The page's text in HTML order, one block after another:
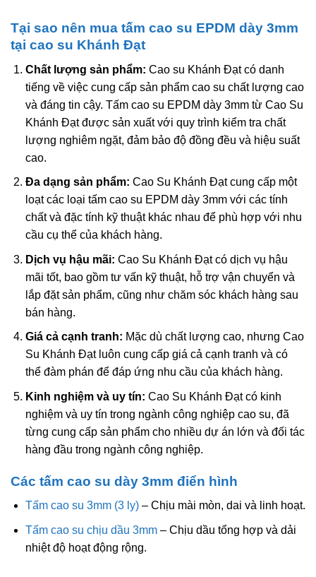
Tại sao nên mua tấm cao su EPDM dày 3mm
tại cao su Khánh Đạt
Chất lượng sản phẩm: Cao su Khánh Đạt có danh
tiếng về việc cung cấp sản phẩm cao su chất lượng cao
và đáng tin cậy. Tấm cao su EPDM dày 3mm từ Cao Su
Khánh Đạt được sản xuất với quy trình kiểm tra chất
lượng nghiêm ngặt, đảm bảo độ đồng đều và hiệu suất
cao.
Đa dạng sản phẩm: Cao Su Khánh Đạt cung cấp một
loạt các loại tấm cao su EPDM dày 3mm với các tính
chất và đặc tính kỹ thuật khác nhau để phù hợp với nhu
cầu cụ thể của khách hàng.
Dịch vụ hậu mãi: Cao Su Khánh Đạt có dịch vụ hậu
mãi tốt, bao gồm tư vấn kỹ thuật, hỗ trợ vận chuyển và
lắp đặt sản phẩm, cũng như chăm sóc khách hàng sau
bán hàng.
Giá cả cạnh tranh: Mặc dù chất lượng cao, nhưng Cao
Su Khánh Đạt luôn cung cấp giá cả cạnh tranh và có
thể đàm phán để đáp ứng nhu cầu của khách hàng.
Kinh nghiệm và uy tín: Cao Su Khánh Đạt có kinh
nghiệm và uy tín trong ngành công nghiệp cao su, đã
từng cung cấp sản phẩm cho nhiều dự án lớn và đối tác
hàng đầu trong ngành công nghiệp.
Các tấm cao su dày 3mm điển hình
Tấm cao su 3mm (3 ly)– Chịu mài mòn, dai và linh hoạt.
Tấm cao su chịu dầu 3mm– Chịu dầu tổng hợp và dải
nhiệt độ hoạt động rộng.